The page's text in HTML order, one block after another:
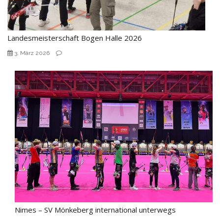
Landesmeisterschaft Bogen Halle 2026
3. März 2026
Nimes – SV Mönkeberg international unterwegs